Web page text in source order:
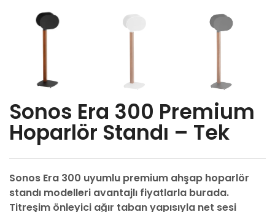
Sonos Era 300 Premium
Hoparlör Standı – Tek
Sonos Era 300 uyumlu premium ahşap hoparlör
standı modelleri avantajlı fiyatlarla burada.
Titreşim önleyici ağır taban yapısıyla net sesi